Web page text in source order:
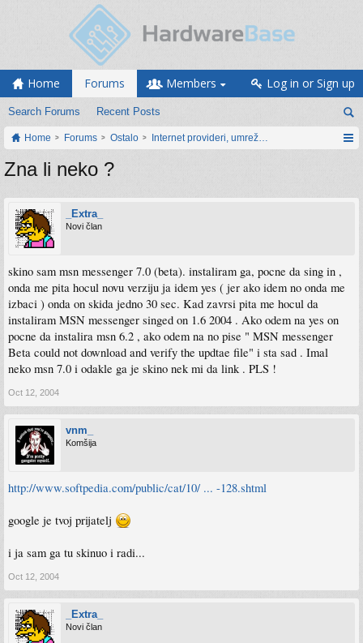
Home Forums
Search Forums Recent Posts
Members Log in or Sign up
Home Forums Ostalo Internet provideri, umrežavanje i web servisi
Zna li neko ?
_Extra_
Novi član
skino sam msn messenger 7.0 (beta). instaliram ga, pocne da sing in ,
onda me pita hocul novu verziju ja idem yes ( jer ako idem no onda me
izbaci ) onda on skida jedno 30 sec. Kad zavrsi pita me hocul da
instaliram MSN messenger singed on 1.6 2004 . Ako odem na yes on
pocne da instalira msn 6.2 , ako odem na no pise " MSN messenger
Beta could not download and verify the updtae file" i sta sad . Imal
neko msn 7.0 i odakle ga je skino nek mi da link . PLS !
Oct 12, 2004
vnm_
Komšija
http://www.softpedia.com/public/cat/10/ ... -128.shtml
google je tvoj prijatelj
i ja sam ga tu skinuo i radi...
Oct 12, 2004
_Extra_
Novi član